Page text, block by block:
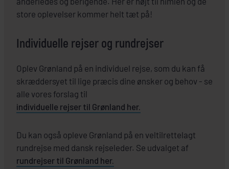
store oplevelser kommer helt tæt på!
Individuelle rejser og rundrejser
Oplev Grønland på en individuel rejse, som du kan få
skræddersyet til lige præcis dine ønsker og behov - se
alle vores forslag til
individuelle rejser til Grønland her.
Du kan også opleve Grønland på en veltilrettelagt
rundrejse med dansk rejseleder. Se udvalget af
rundrejser til Grønland her.